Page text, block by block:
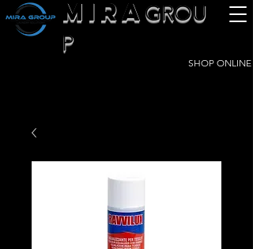
SHOP ONLINE
MIRA GROU
P